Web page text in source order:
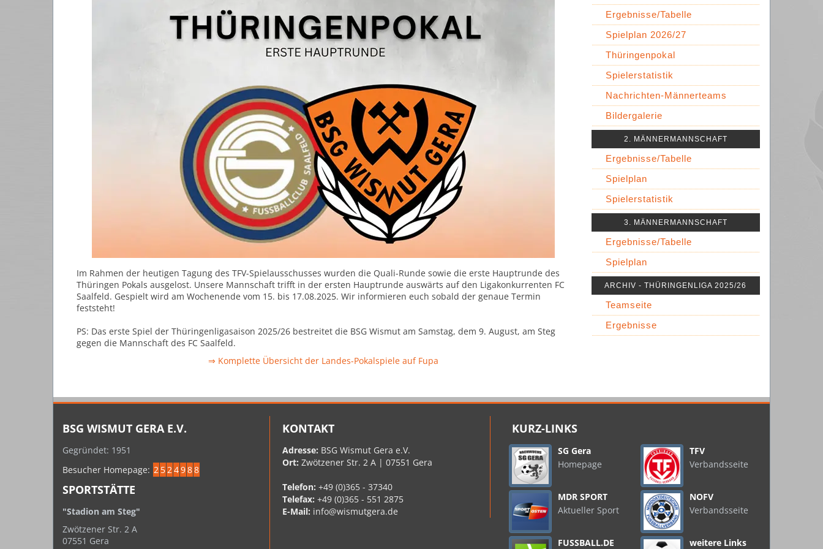
Im Rahmen der heutigen Tagung des TFV-Spielausschusses wurden die Quali-Runde sowie die erste Hauptrunde des
Thüringen Pokals ausgelost. Unsere Mannschaft trifft in der ersten Hauptrunde auswärts auf den Ligakonkurrenten FC
Saalfeld. Gespielt wird am Wochenende vom 15. bis 17.08.2025. Wir informieren euch sobald der genaue Termin
feststeht!
PS: Das erste Spiel der Thüringenligasaison 2025/26 bestreitet die BSG Wismut am Samstag, dem 9. August, am Steg
gegen die Mannschaft des FC Saalfeld.
⇒ Komplette Übersicht der Landes-Pokalspiele auf Fupa
Ergebnisse/Tabelle
Spielplan 2026/27
Thüringenpokal
Spielerstatistik
Nachrichten-Männerteams
Bildergalerie
2. MÄNNERMANNSCHAFT
Ergebnisse/Tabelle
Spielplan
Spielerstatistik
3. MÄNNERMANNSCHAFT
Ergebnisse/Tabelle
Spielplan
ARCHIV - THÜRINGENLIGA 2025/26
Teamseite
Ergebnisse
BSG WISMUT GERA E.V.
Gegründet: 1951
Besucher Homepage: 2 524988
SPORTSTÄTTE
"Stadion am Steg"
Zwötzener Str. 2 A
07551 Gera
KONTAKT
Adresse: BSG Wismut Gera e.V.
Ort:Zwötzener Str. 2 A | 07551 Gera
Telefon:+49 (0)365 - 37340
Telefax:+49 (0)365 - 551 2875
E-Mail: info@wismutgera.de
KURZ-LINKS
SG Gera
Homepage
MDR SPORT
Aktueller Sport
FUSSBALL.DE
TFV
Verbandsseite
NOFV
Verbandsseite
weitere Links